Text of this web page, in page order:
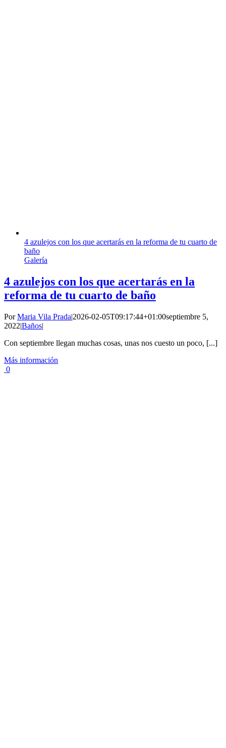
4 azulejos con los que acertarás en la reforma de tu cuarto de
baño
Galería
4 azulejos con los que acertarás en la
reforma de tu cuarto de baño
PorMaria Vila Prada|2026-02-05T09:17:44+01:00septiembre 5,
2022|Baños|
Con septiembre llegan muchas cosas, unas nos cuesto un poco, [...]
Más información
0